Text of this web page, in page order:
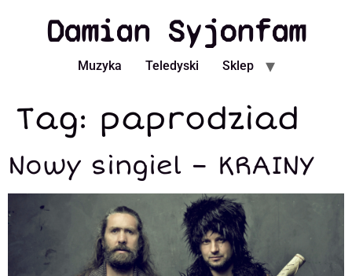
Damian Syjonfam
Muzyka Teledyski Sklep
Tag: paprodziad
Nowy singiel – KRAINY